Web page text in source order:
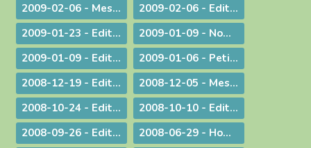
2009-02-06 - Message aux diocésains à propos de la levée des excommunications des quatre évêques de la Fraternité Saint Pie X
2009-02-06 - Edito : Un nouveau pas sur la route de l'évangélisation
2009-01-23 - Edito : Une prière sans parole
2009-01-09 - Nomination : le P. S. Bataille, futur Supérieur du Séminaire Français de Rome
2009-01-09 - Edito : Sur les traces de saint Paul : le Forum de l'évangélisation
2009-01-06 - Petit guide de lecture de l'encylique « L'ÉGLISE VIT DE L'EUCHARISTIE »
2008-12-19 - Edito : Noël ou l'humilité de Dieu
2008-12-05 - Message pour le Jubilé du Saint Curé d'Ars
2008-10-24 - Edito : Rendez à César... rendez à Dieu...
2008-10-10 - Edito : La Parole de Dieu et la marche du monde
2008-09-26 - Edito : L'Eglise en France, une nouvelle fois visitée
2008-06-29 - Homélie pour les ordinations